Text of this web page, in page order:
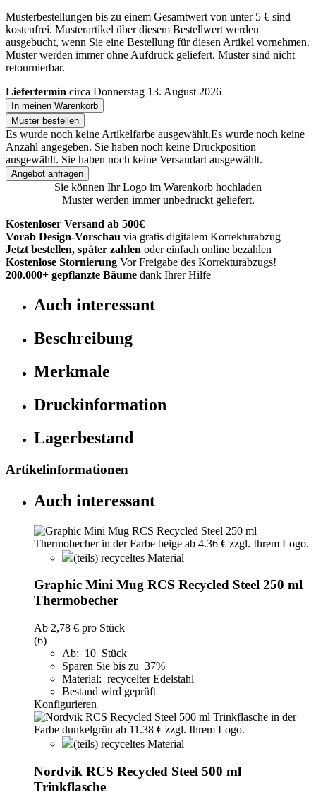
Musterbestellungen bis zu einem Gesamtwert von unter 5 € sind
kostenfrei. Musterartikel über diesem Bestellwert werden
ausgebucht, wenn Sie eine Bestellung für diesen Artikel vornehmen.
Muster werden immer ohne Aufdruck geliefert. Muster sind nicht
retournierbar.
Liefertermin circa Donnerstag 13. August 2026
In meinen Warenkorb
Muster bestellen
Es wurde noch keine Artikelfarbe ausgewählt.Es wurde noch keine
Anzahl angegeben. Sie haben noch keine Druckposition
ausgewählt. Sie haben noch keine Versandart ausgewählt.
Angebot anfragen
Sie können Ihr Logo im Warenkorb hochladen
Muster werden immer unbedruckt geliefert.
Kostenloser Versand ab 500€
Vorab Design-Vorschau via gratis digitalem Korrekturabzug
Jetzt bestellen, später zahlen oder einfach online bezahlen
Kostenlose Stornierung Vor Freigabe des Korrekturabzugs!
200.000+ gepflanzte Bäume dank Ihrer Hilfe
Auch interessant
Beschreibung
Merkmale
Druckinformation
Lagerbestand
Artikelinformationen
Auch interessant
(teils) recyceltes Material
Graphic Mini Mug RCS Recycled Steel 250 ml
Thermobecher
Ab 2,78 € pro Stück
(6)
Ab: 10 Stück
Sparen Sie bis zu 37%
Material: recycelter Edelstahl
Bestand wird geprüft
Konfigurieren
(teils) recyceltes Material
Nordvik RCS Recycled Steel 500 ml
Trinkflasche